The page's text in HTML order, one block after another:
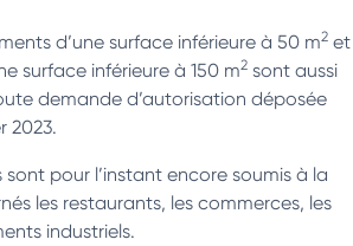
d’une surface inférieure à 50 m2 et
surface inférieure à 150 m2 sont aussi
demande d’autorisation déposée
2023.
pour l’instant encore soumis à la
les restaurants, les commerces, les
industriels.